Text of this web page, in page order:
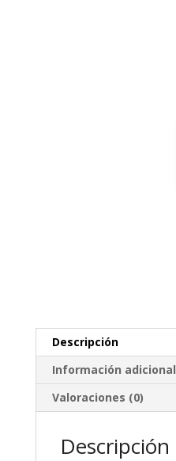
Descripción
Información adicional
Valoraciones (0)
Descripción